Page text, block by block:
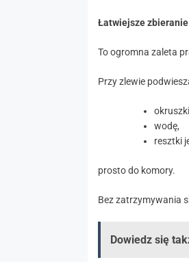
Łatwiejsze
To ogromna zaleta
Przy zlewie
wodę,
resztki
prosto do komory.
Bez zatrzymywania
Dowiedz się